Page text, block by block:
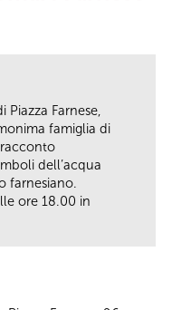
Farnese,
famiglia di
dell’acqua
farnesiano.
ore 18.00 in